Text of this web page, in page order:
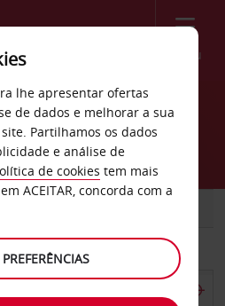
Menu
Porvoo
lhe apresentar ofertas
de dados e melhorar a sua
Partilhamos os dados
e análise de
de cookies tem mais
ACEITAR, concorda com a